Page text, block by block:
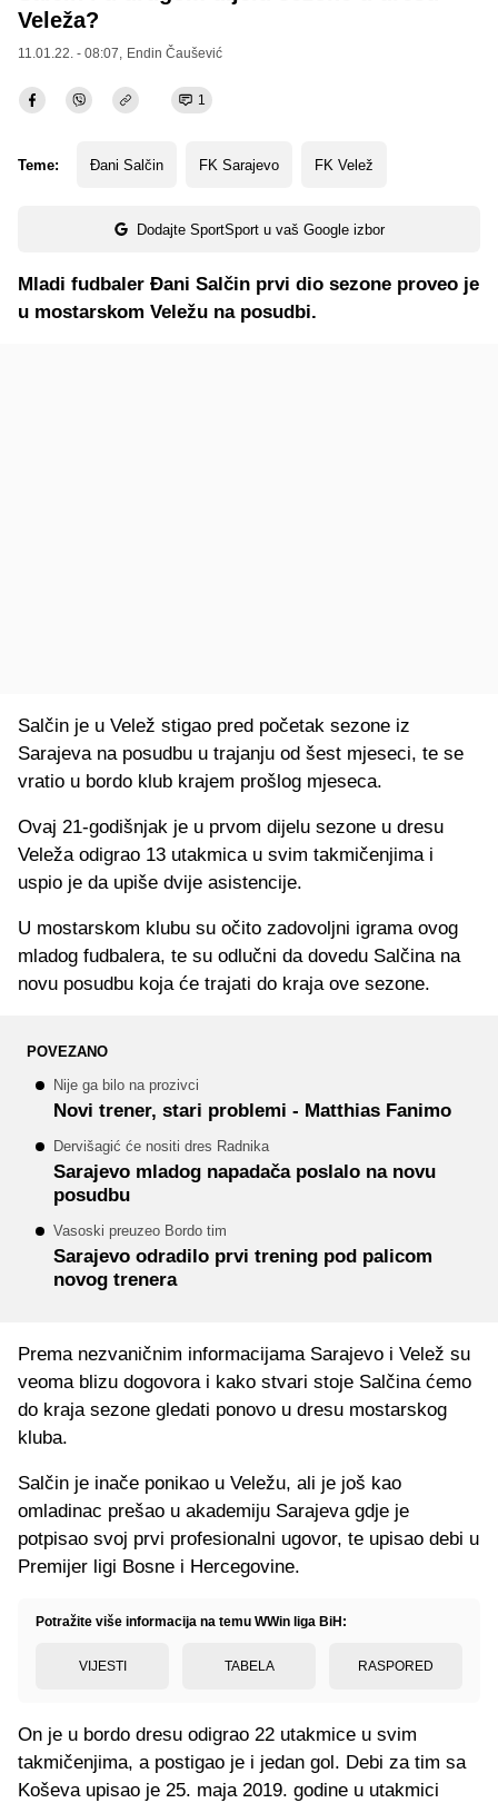
Veleža?
11.01.22. - 08:07, Endin Čaušević
1
Teme: Đani Salčin FK Sarajevo FK Velež
Dodajte SportSport u vaš Google izbor
Mladi fudbaler Đani Salčin prvi dio sezone proveo je
u mostarskom Veležu na posudbi.
Salčin je u Velež stigao pred početak sezone iz
Sarajeva na posudbu u trajanju od šest mjeseci, te se
vratio u bordo klub krajem prošlog mjeseca.
Ovaj 21-godišnjak je u prvom dijelu sezone u dresu
Veleža odigrao 13 utakmica u svim takmičenjima i
uspio je da upiše dvije asistencije.
U mostarskom klubu su očito zadovoljni igrama ovog
mladog fudbalera, te su odlučni da dovedu Salčina na
novu posudbu koja će trajati do kraja ove sezone.
POVEZANO
Nije ga bilo na prozivci
Novi trener, stari problemi - Matthias Fanimo
Dervišagić će nositi dres Radnika
Sarajevo mladog napadača poslalo na novu
posudbu
Vasoski preuzeo Bordo tim
Sarajevo odradilo prvi trening pod palicom
novog trenera
Prema nezvaničnim informacijama Sarajevo i Velež su
veoma blizu dogovora i kako stvari stoje Salčina ćemo
do kraja sezone gledati ponovo u dresu mostarskog
kluba.
Salčin je inače ponikao u Veležu, ali je još kao
omladinac prešao u akademiju Sarajeva gdje je
potpisao svoj prvi profesionalni ugovor, te upisao debi u
Premijer ligi Bosne i Hercegovine.
Potražite više informacija na temu WWin liga BiH:
VIJESTI TABELA RASPORED
On je u bordo dresu odigrao 22 utakmice u svim
takmičenjima, a postigao je i jedan gol. Debi za tim sa
Koševa upisao je 25. maja 2019. godine u utakmici